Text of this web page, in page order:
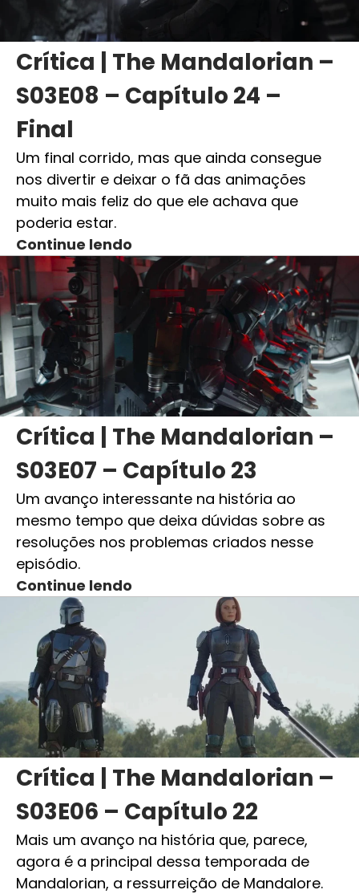
Crítica | The Mandalorian –
S03E08 – Capítulo 24 –
Final
Um final corrido, mas que ainda consegue
nos divertir e deixar o fã das animações
muito mais feliz do que ele achava que
poderia estar.
Continue lendo
Crítica | The Mandalorian –
S03E07 – Capítulo 23
Um avanço interessante na história ao
mesmo tempo que deixa dúvidas sobre as
resoluções nos problemas criados nesse
episódio.
Continue lendo
Crítica | The Mandalorian –
S03E06 – Capítulo 22
Mais um avanço na história que, parece,
agora é a principal dessa temporada de
Mandalorian, a ressurreição de Mandalore.